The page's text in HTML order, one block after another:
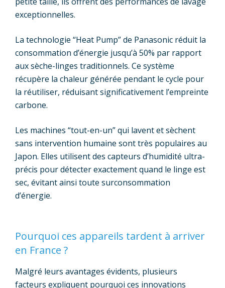
exceptionnelles.
La technologie “Heat Pump” de Panasonic réduit la
consommation d’énergie jusqu’à 50% par rapport
aux sèche-linges traditionnels. Ce système
récupère la chaleur générée pendant le cycle pour
la réutiliser, réduisant significativement l’empreinte
carbone.
Les machines “tout-en-un” qui lavent et sèchent
sans intervention humaine sont très populaires au
Japon. Elles utilisent des capteurs d’humidité ultra-
précis pour détecter exactement quand le linge est
sec, évitant ainsi toute surconsommation
d’énergie.
Pourquoi ces appareils tardent à arriver
en France ?
Malgré leurs avantages évidents, plusieurs
facteurs expliquent pourquoi ces innovations